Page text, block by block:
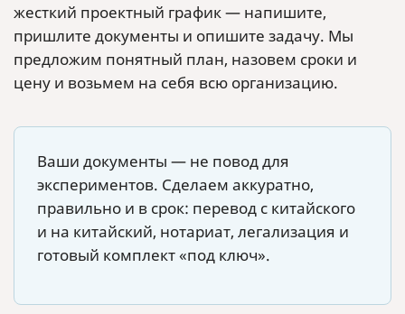
жесткий проектный график — напишите,
пришлите документы и опишите задачу. Мы
предложим понятный план, назовем сроки и
цену и возьмем на себя всю организацию.
Ваши документы — не повод для
экспериментов. Сделаем аккуратно,
правильно и в срок: перевод с китайского
и на китайский, нотариат, легализация и
готовый комплект «под ключ».